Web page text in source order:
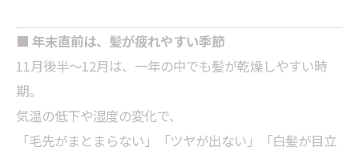
■ 年末直前は、髪が疲れやすい季節
11月後半〜12月は、一年の中でも髪が乾燥しやすい時
期。
気温の低下や湿度の変化で、
「毛先がまとまらない」「ツヤが出ない」「白髪が目立